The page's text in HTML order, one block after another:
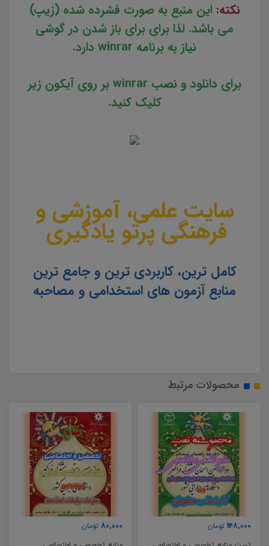
نکته:این منبع به صورت فشرده شده (زیپ)
می باشد. لذا برای برای باز شدن در گوشی
نیاز به برنامه winrar دارد.
برای دانلود و نصب winrar بر روی آیکون زیر
کلیک کنید.
سایت علمی، آموزشی و
فرهنگی پرتو یادگیری
کامل ترین، کاربردی ترین و جامع ترین
منابع آزمون های استخدامی و مصاحبه
محصولات مرتبط
148,000 تومان
80,000 تومان